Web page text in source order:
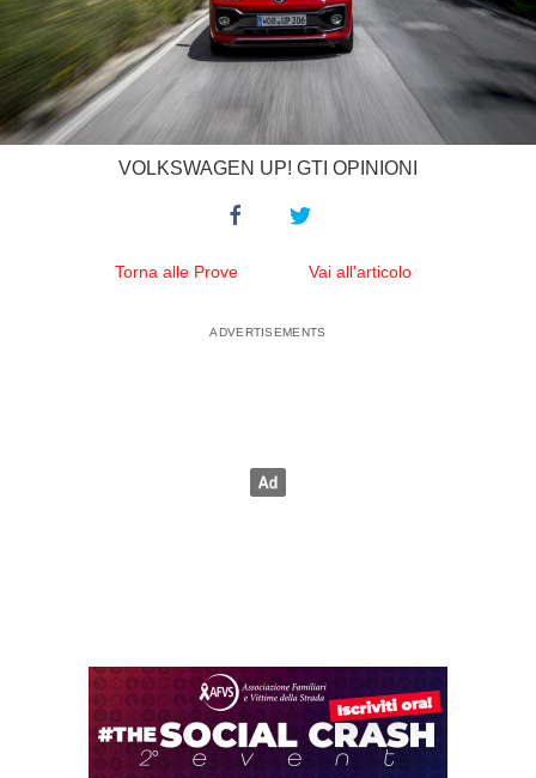
VOLKSWAGEN UP! GTI OPINIONI
Torna alle Prove Vai all'articolo